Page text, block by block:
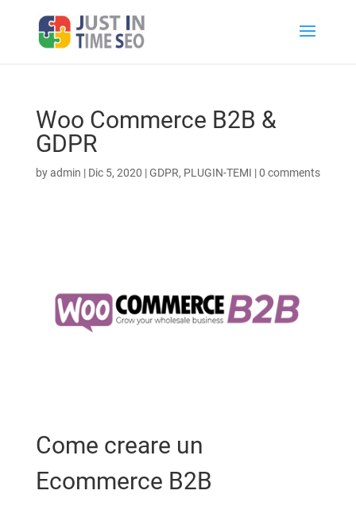
Woo Commerce B2B &
GDPR
byadmin | Dic 5, 2020 |GDPR, PLUGIN-TEMI |0 comments
Come creare un
Ecommerce B2B